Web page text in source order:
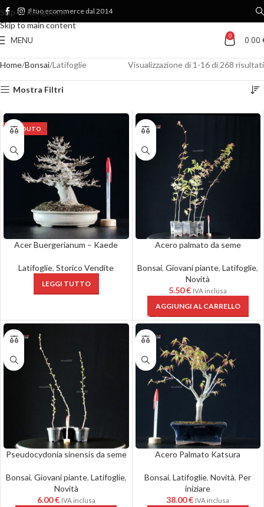
Skip to navigation
Skip to main content
Il tuo ecommerce dal 2014
MENU 0 0.00
Home Bonsai Latifoglie Visualizzazione di 1-16 di 268 risultati
Mostra Filtri
VENDUTO
Acer Buergerianum – Kaede
Latifoglie,Storico Vendite
LEGGI TUTTO
Acero palmato da seme
Bonsai,Giovani piante,Latifoglie,
Novità
5.50€ IVA inclusa
AGGIUNGI AL CARRELLO
Pseudocydonia sinensis da seme
Bonsai, Giovani piante, Latifoglie,
Novità
6.00€ IVA inclusa
Acero Palmato Katsura
Bonsai,Latifoglie,Novità, Per
iniziare
38.00€ IVA inclusa